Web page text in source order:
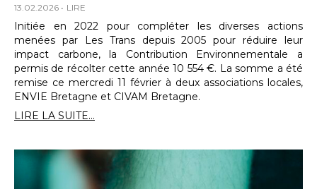
13.02.2026 LIRE
Initiée en 2022 pour compléter les diverses actions
menées par Les Trans depuis 2005 pour réduire leur
impact carbone, la Contribution Environnementale a
permis de récolter cette année 10 554 €. La somme a été
remise ce mercredi 11 février à deux associations locales,
ENVIE Bretagne et CIVAM Bretagne.
LIRE LA SUITE...